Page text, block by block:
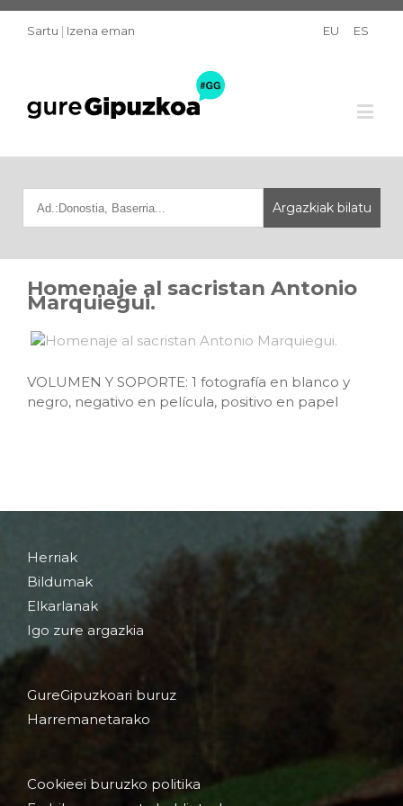
Sartu | Izena eman EU ES
Homenaje al sacristan Antonio
Marquiegui.
VOLUMEN Y SOPORTE: 1 fotografía en blanco y
negro, negativo en película, positivo en papel
Herriak
Bildumak
Elkarlanak
Igo zure argazkia
GureGipuzkoari buruz
Harremanetarako
Cookieei buruzko politika